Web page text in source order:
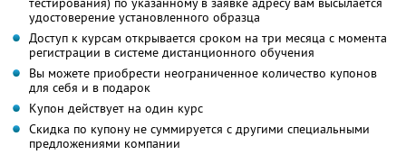
удостоверение установленного образца
Доступ к курсам открывается сроком на три месяца с момента
регистрации в системе дистанционного обучения
Вы можете приобрести неограниченное количество купонов
для себя и в подарок
Купон действует на один курс
Скидка по купону не суммируется с другими специальными
предложениями компании